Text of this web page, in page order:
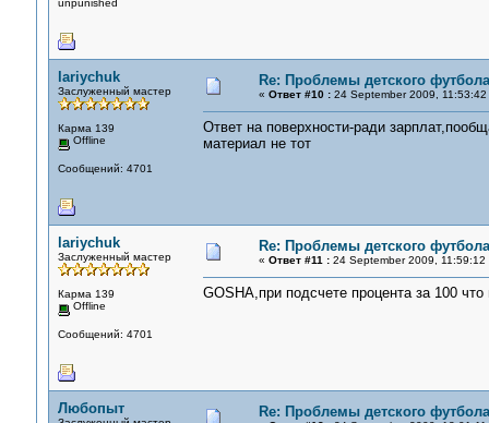
lariychuk
Заслуженный мастер
Карма 139
Offline
Сообщений: 4701
Re: Проблемы детского футбола
« Ответ #10 :24 September 2009, 11:53:42
Ответ на поверхности-ради
материал не тот
lariychuk
Заслуженный мастер
Карма 139
Offline
Сообщений: 4701
Re: Проблемы детского футбола
« Ответ #11 :24 September 2009, 11:59:12
GOSHA,при подсчете процента за 100 что
Любопыт Re: Проблемы детского футбола